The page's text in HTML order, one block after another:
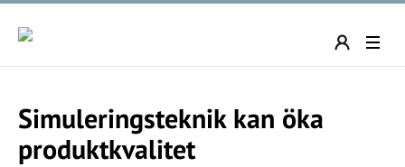
Simuleringsteknik kan öka
produktkvalitet